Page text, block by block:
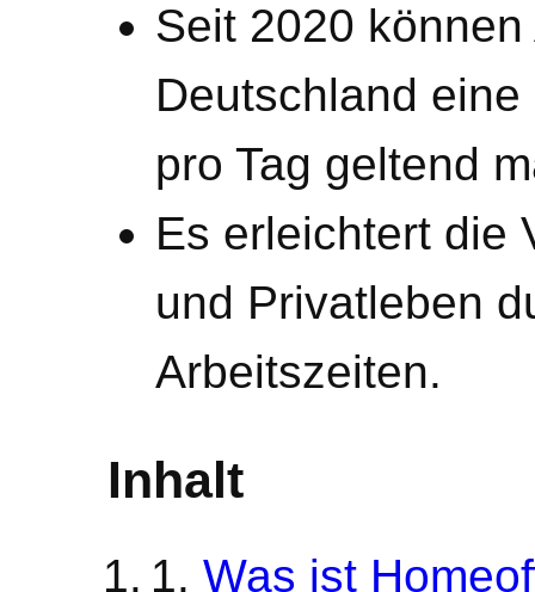
Seit 2020
Deutschland
pro Tag geltend
Es erleichtert die
und Privatleben
Arbeitszeiten.
Inhalt
Was ist